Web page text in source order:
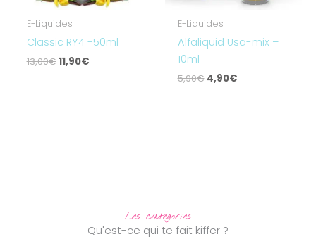
E-Liquides
Classic RY4 -50ml
13,00€11,90€
E-Liquides
Alfaliquid Usa-mix –
10ml
5,90€ 4,90€
Les catégories
Qu'est-ce qui te fait kiffer ?